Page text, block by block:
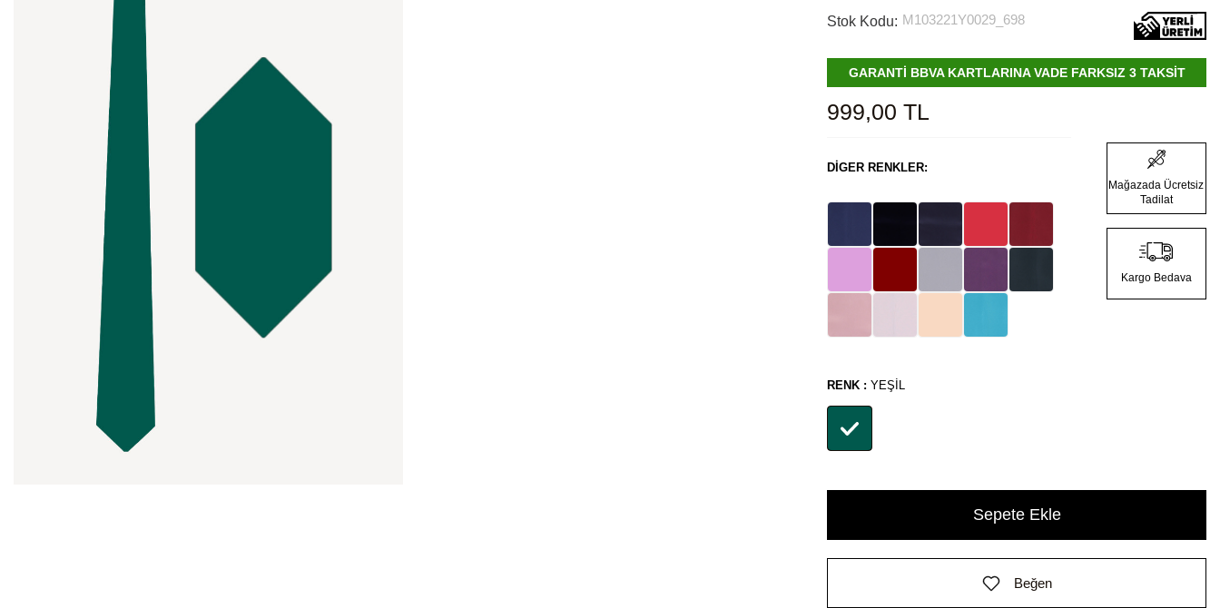
Stok Kodu: M103221Y0029_698
GARANTİ BBVA KARTLARINA VADE FARKSIZ 3 TAKSİT
999,00 TL
DIGER RENKLER:
Mağazada Ücretsiz
Tadilat
Kargo Bedava
RENK : YEŞIL
Sepete Ekle
Beğen